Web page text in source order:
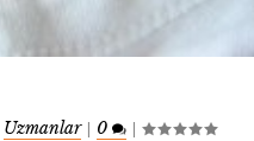
Uzmanlar| 0 |